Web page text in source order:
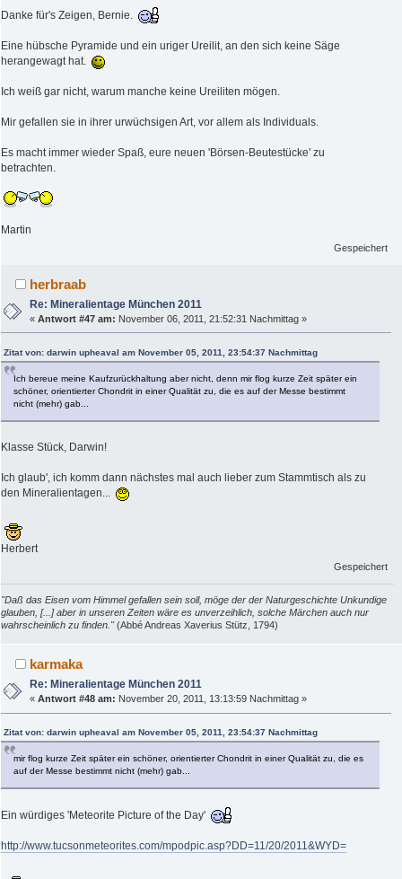
Danke für's Zeigen, Bernie.
Eine hübsche Pyramide und ein uriger Ureilit, an den sich keine Säge
herangewagt hat.
Ich weiß gar nicht, warum manche keine Ureiliten mögen.
Mir gefallen sie in ihrer urwüchsigen Art, vor allem als Individuals.
Es macht immer wieder Spaß, eure neuen 'Börsen-Beutestücke' zu
betrachten.
Martin
Gespeichert
herbraab
Re: Mineralientage München 2011
«Antwort #47 am: November 06, 2011, 21:52:31 Nachmittag »
Zitat von: darwin upheaval am November 05, 2011, 23:54:37 Nachmittag
Ich bereue meine Kaufzurückhaltung aber nicht, denn mir flog kurze Zeit später ein
schöner, orientierter Chondrit in einer Qualität zu, die es auf der Messe bestimmt
nicht (mehr) gab...
Klasse Stück, Darwin!
Ich glaub', ich komm dann nächstes mal auch lieber zum Stammtisch als zu
den Mineralientagen...
Herbert
Gespeichert
"Daß das Eisen vom Himmel gefallen sein soll, möge der der Naturgeschichte Unkundige
glauben, [...] aber in unseren Zeiten wäre es unverzeihlich, solche Märchen auch nur
wahrscheinlich zu finden."(Abbé Andreas Xaverius Stütz, 1794)
karmaka
Re: Mineralientage München 2011
«Antwort #48 am: November 20, 2011, 13:13:59 Nachmittag »
Zitat von: darwin upheaval am November 05, 2011, 23:54:37 Nachmittag
mir flog kurze Zeit später ein schöner, orientierter Chondrit in einer Qualität zu, die es
auf der Messe bestimmt nicht (mehr) gab...
Ein würdiges 'Meteorite Picture of the Day'
http://www.tucsonmeteorites.com/mpodpic.asp?DD=11/20/2011&WYD=